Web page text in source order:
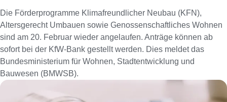
Die Förderprogramme Klimafreundlicher Neubau (KFN),
Altersgerecht Umbauen sowie Genossenschaftliches Wohnen
sind am 20. Februar wieder angelaufen. Anträge können ab
sofort bei der KfW-Bank gestellt werden. Dies meldet das
Bundesministerium für Wohnen, Stadtentwicklung und
Bauwesen (BMWSB).